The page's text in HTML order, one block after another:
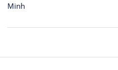
Minh